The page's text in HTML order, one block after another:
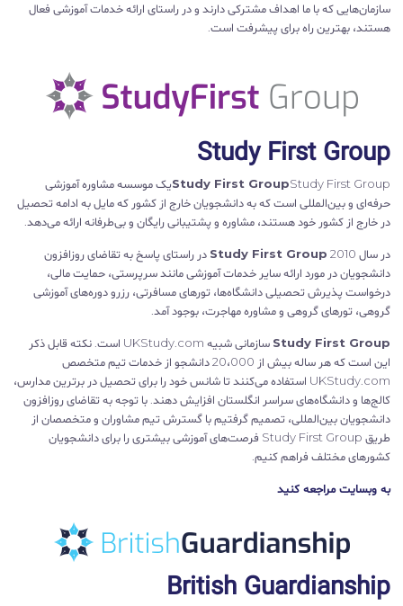
سازمان‌هایی که با ما اهداف مشترکی دارند و در راستای ارائه خدمات آموزشی فعال
هستند، بهترین راه برای پیشرفت است.
Study First Group
Study First GroupStudy First Groupیک موسسه مشاوره آموزشی
حرفه‌ای و بین‌المللی است که به دانشجویان خارج از کشور که مایل به ادامه تحصیل
در خارج از کشور خود هستند، مشاوره و پشتیبانی رایگان و بی‌طرفانه ارائه می‌دهد.
در سال 2010 Study First Group در راستای پاسخ به تقاضای روزافزون
دانشجویان در مورد ارائه سایر خدمات آموزشی مانند سرپرستی، حمایت مالی،
درخواست پذیرش تحصیلی دانشگاه‌ها، تورهای مسافرتی، رزرو دوره‌های آموزشی
گروهی، تورهای گروهی و مشاوره مهاجرت، بوجود آمد.
Study First Group
سازمانی شبیه UKStudy.com است. نکته قابل ذکر
این است که هر ساله بیش از 20،000 دانشجو از خدمات تیم متخصص
UKStudy.com استفاده می‌کنند تا شانس خود را برای تحصیل در برترین مدارس،
کالج‌ها و دانشگاه‌های سراسر انگلستان افزایش دهند. با توجه به تقاضای روزافزون
دانشجویان بین‌المللی، تصمیم گرفتیم با گسترش تیم مشاوران و متخصصان از
طریق Study First Group فرصت‌های آموزشی بیشتری را برای دانشجویان
کشورهای مختلف فراهم کنیم.
به وبسایت مراجعه کنید
British Guardianship